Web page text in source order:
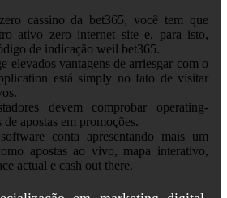
cassino da bet365, você tem que
ativo zero internet site e, para isto,
de indicação weil bet365.
elevados vantagens de arriesgar com o
está simply no fato de visitar
devem comprobar operating-
de apostas em promoções.
conta apresentando mais um
apostas ao vivo, mapa interativo,
actual e cash out there.